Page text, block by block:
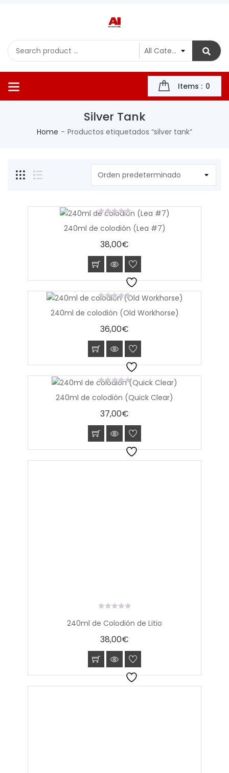
Items : 0
Silver Tank
Home Productos etiquetados “silver tank”
240ml de colodión (Lea #7)
out
538,00€
240ml de colodión (Old Workhorse)
out
536,00€
240ml de colodión (Quick Clear)
out
537,00€
240ml de Colodión de Litio
out
538,00€